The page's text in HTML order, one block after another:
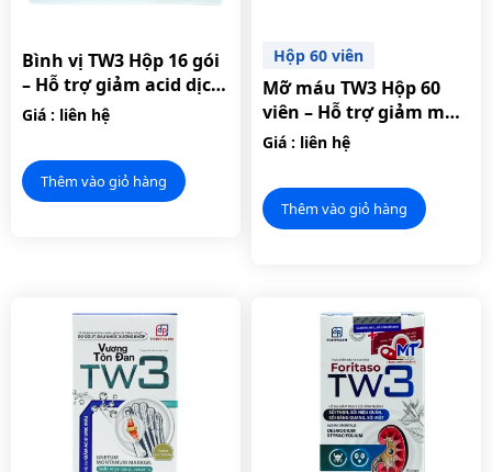
Bình vị TW3 Hộp 16 gói
– Hỗ trợ giảm acid dịch
vị.
Giá : liên hệ
Thêm vào giỏ hàng
Hộp 60 viên
Mỡ máu TW3 Hộp 60
viên – Hỗ trợ giảm mỡ
máu, hạn chế xơ vữa
động mạch.
Giá : liên hệ
Thêm vào giỏ hàng